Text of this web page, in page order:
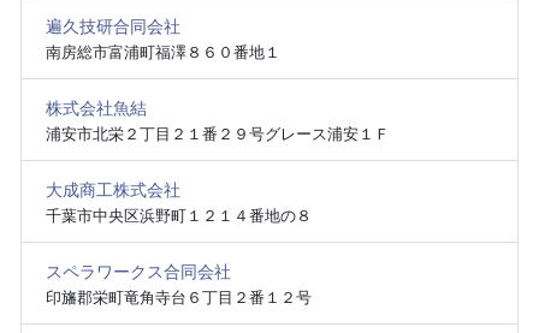
遍久技研合同会社
南房総市富浦町福澤８６０番地１
株式会社魚結
浦安市北栄２丁目２１番２９号グレース浦安１Ｆ
大成商工株式会社
千葉市中央区浜野町１２１４番地の８
スペラワークス合同会社
印旛郡栄町竜角寺台６丁目２番１２号